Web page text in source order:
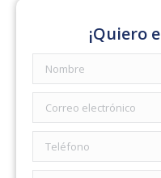
¡Quiero